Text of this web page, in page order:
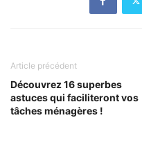
Article précédent
Découvrez 16 superbes
astuces qui faciliteront vos
tâches ménagères !